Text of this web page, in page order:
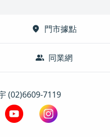
location_on 門市據點
group 同業網
(02)6609-7119